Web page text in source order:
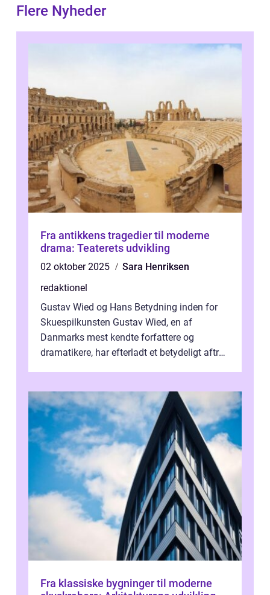
Flere Nyheder
Fra antikkens tragedier til moderne
drama: Teaterets udvikling
02 oktober 2025
Sara Henriksen
redaktionel
Gustav Wied og Hans Betydning inden for
Skuespilkunsten Gustav Wied, en af
Danmarks mest kendte forfattere og
dramatikere, har efterladt et betydeligt aftryk
Fra klassiske bygninger til moderne